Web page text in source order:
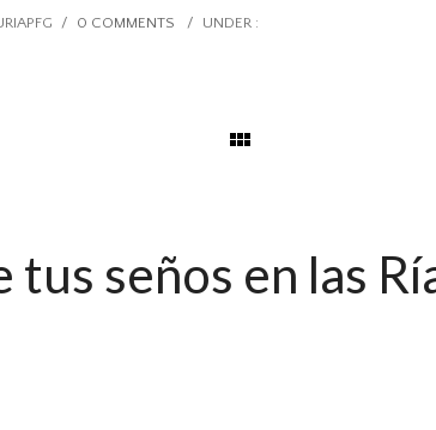
/ 0 COMMENTS / UNDER :
tus seños en las